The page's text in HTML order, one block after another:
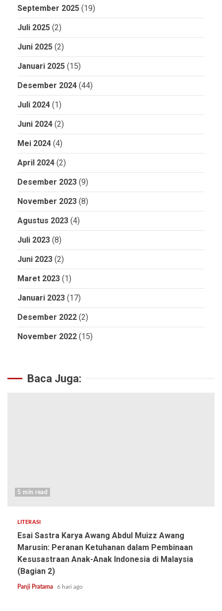
September 2025 (19)
Juli 2025 (2)
Juni 2025 (2)
Januari 2025 (15)
Desember 2024 (44)
Juli 2024 (1)
Juni 2024 (2)
Mei 2024 (4)
April 2024 (2)
Desember 2023 (9)
November 2023 (8)
Agustus 2023 (4)
Juli 2023 (8)
Juni 2023 (2)
Maret 2023 (1)
Januari 2023 (17)
Desember 2022 (2)
November 2022 (15)
Baca Juga:
5 min read
LITERASI
Esai Sastra Karya Awang Abdul Muizz Awang
Marusin: Peranan Ketuhanan dalam Pembinaan
Kesusastraan Anak-Anak Indonesia di Malaysia
(Bagian 2)
Panji Pratama 6 hari ago